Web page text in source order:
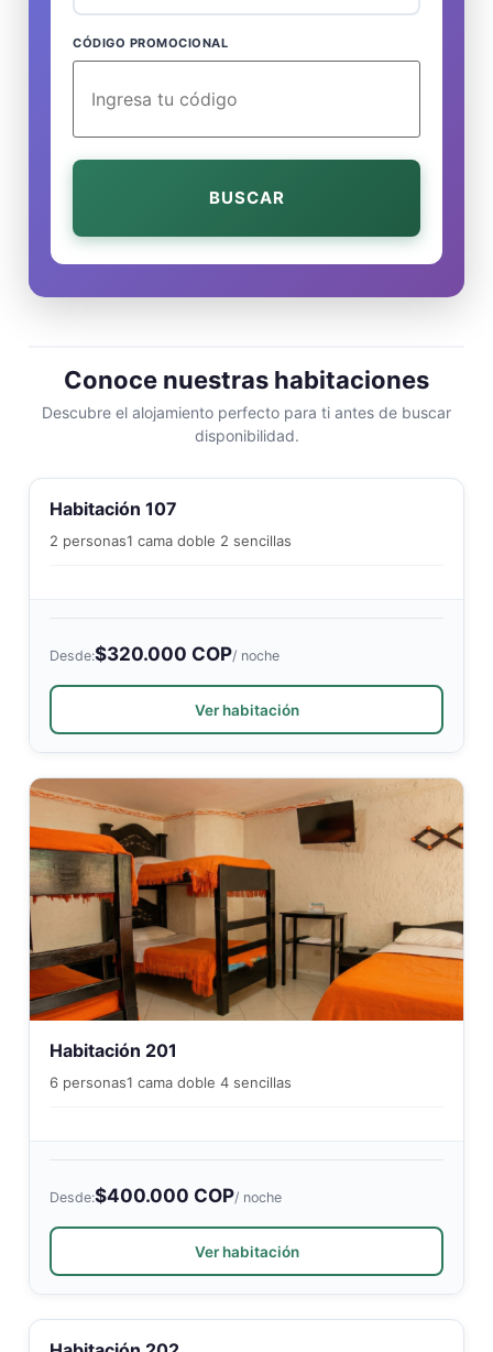
CÓDIGO PROMOCIONAL
BUSCAR
Conoce nuestras habitaciones
Descubre el alojamiento perfecto para ti antes de buscar
disponibilidad.
Habitación 107
2 personas1 cama doble 2 sencillas
Desde:$320.000 COP/ noche
Ver habitación
Habitación 201
6 personas1 cama doble 4 sencillas
Desde:$400.000 COP/ noche
Ver habitación